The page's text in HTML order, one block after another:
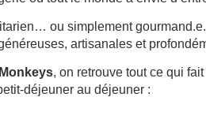
ou simplement
artisanales et
, on retrouve tout ce qui
déjeuner au déjeuner :